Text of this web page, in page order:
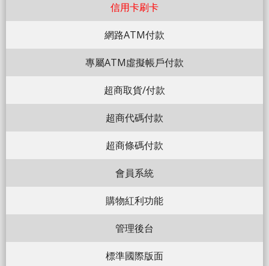
信用卡刷卡
網路ATM付款
專屬ATM虛擬帳戶付款
超商取貨/付款
超商代碼付款
超商條碼付款
會員系統
購物紅利功能
管理後台
標準國際版面